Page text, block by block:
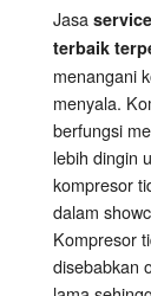
Jasa
terbaik
menangani
menyala.
berfungsi
lebih dingin
kompresor
dalam
Kompresor
disebabkan